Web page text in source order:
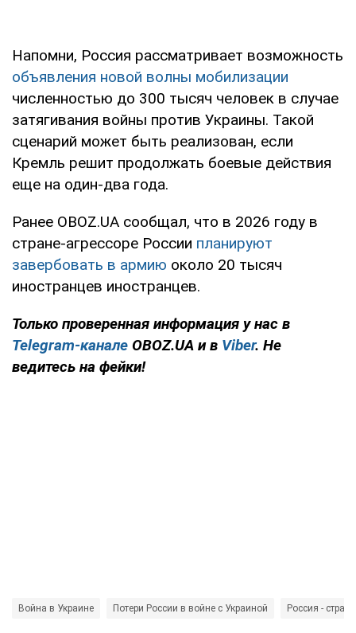
Напомни, Россия рассматривает возможность
объявления новой волны мобилизации
численностью до 300 тысяч человек в случае
затягивания войны против Украины. Такой
сценарий может быть реализован, если
Кремль решит продолжать боевые действия
еще на один-два года.
Ранее OBOZ.UA сообщал, что в 2026 году в
стране-агрессоре России планируют
завербовать в армию около 20 тысяч
иностранцев иностранцев.
Только проверенная информация у нас в
Telegram-канале OBOZ.UA и в Viber. Не
ведитесь на фейки!
Война в Украине Потери России в войне с Украиной Россия -